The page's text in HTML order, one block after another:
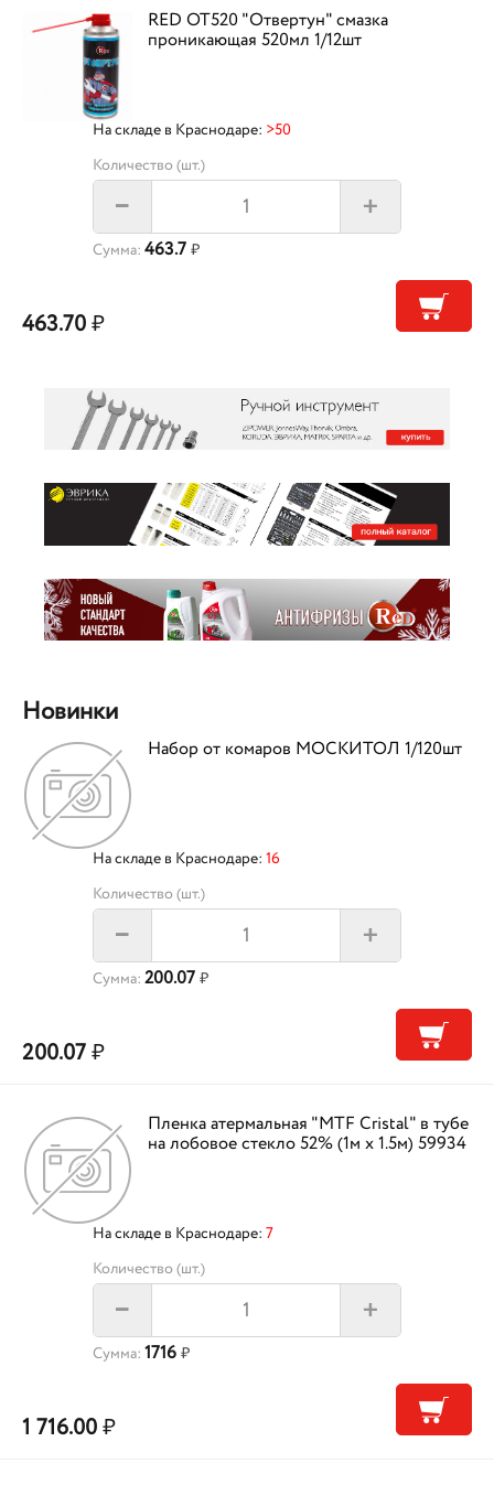
RED OT520 "Отвертун" смазка
проникающая 520мл 1/12шт
На складе в Краснодаре: >50
Количество (шт.)
– +
Сумма: 463.7 ₽
463.70₽
Новинки
Набор от комаров МОСКИТОЛ 1/120шт
На складе в Краснодаре: 16
Количество (шт.)
– +
Сумма: 200.07 ₽
200.07₽
Пленка атермальная "MTF Cristal" в тубе
на лобовое стекло 52% (1м х 1.5м) 59934
На складе в Краснодаре: 7
Количество (шт.)
– +
Сумма: 1716 ₽
1 716.00₽